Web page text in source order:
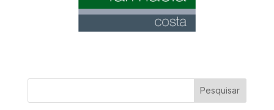
Pesquisar